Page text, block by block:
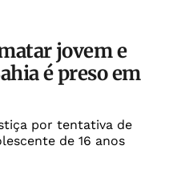
jovem e
é preso em
por tentativa de
de 16 anos